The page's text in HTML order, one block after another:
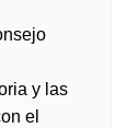
y las
el